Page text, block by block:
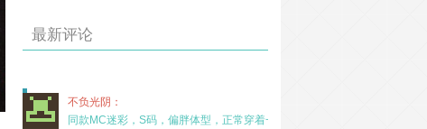
最新评论
不负光阴：
同款MC迷彩，S码，偏胖体型，正常穿着一年半，没